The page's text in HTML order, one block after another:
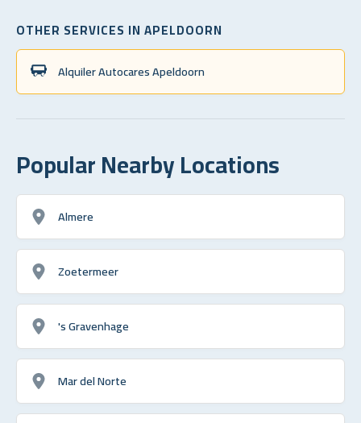
OTHER SERVICES IN APELDOORN
Alquiler Autocares Apeldoorn
Popular Nearby Locations
Almere
Zoetermeer
's Gravenhage
Mar del Norte